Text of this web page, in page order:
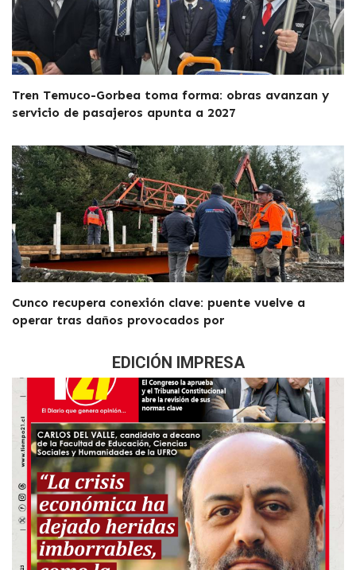
Tren Temuco-Gorbea toma forma: obras avanzan y
servicio de pasajeros apunta a 2027
Cunco recupera conexión clave: puente vuelve a
operar tras daños provocados por
EDICIÓN IMPRESA